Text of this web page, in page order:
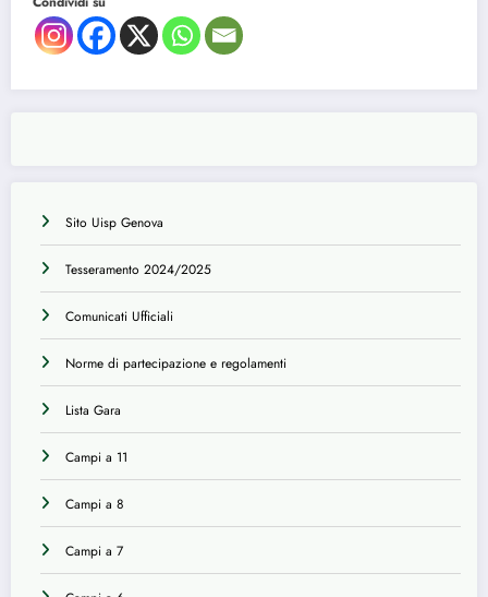
Sito Uisp Genova
Tesseramento 2024/2025
Comunicati Ufficiali
Norme di partecipazione e regolamenti
Lista Gara
Campi a 11
Campi a 8
Campi a 7